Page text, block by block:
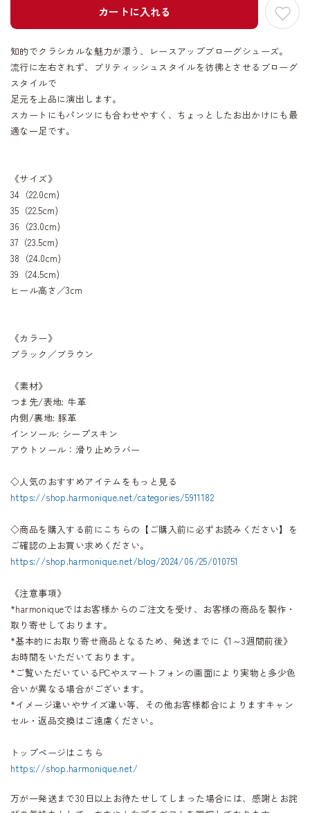
カートに入れる
知的でクラシカルな魅力が漂う、レースアップブローグシューズ。
流行に左右されず、ブリティッシュスタイルを彷彿とさせるブローグ
スタイルで
足元を上品に演出します。
スカートにもパンツにも合わせやすく、ちょっとしたお出かけにも最
適な一足です。
《サイズ》
34（22.0cm)
35（22.5cm)
36（23.0cm)
37（23.5cm)
38（24.0cm)
39（24.5cm)
ヒール高さ／3cm
《カラー》
ブラック／ブラウン
《素材》
つま先/表地: 牛革
内側/裏地: 豚革
インソール: シープスキン
アウトソール：滑り止めラバー
◇人気のおすすめアイテムをもっと見る
https://shop.harmonique.net/categories/5911182
◇商品を購入する前にこちらの【ご購入前に必ずお読みください】を
ご確認の上お買い求めください。
https://shop.harmonique.net/blog/2024/06/25/010751
《注意事項》
*harmoniqueではお客様からのご注文を受け、お客様の商品を製作・
取り寄せしております。
*基本的にお取り寄せ商品となるため、発送までに《1～3週間前後》
お時間をいただいております。
*ご覧いただいているPCやスマートフォンの画面により実物と多少色
合いが異なる場合がございます。
*イメージ違いやサイズ違い等、その他お客様都合によりますキャン
セル・返品交換はご遠慮ください。
トップページはこちら
https://shop.harmonique.net/
万が一発送まで30日以上お待たせしてしまった場合には、感謝とお詫